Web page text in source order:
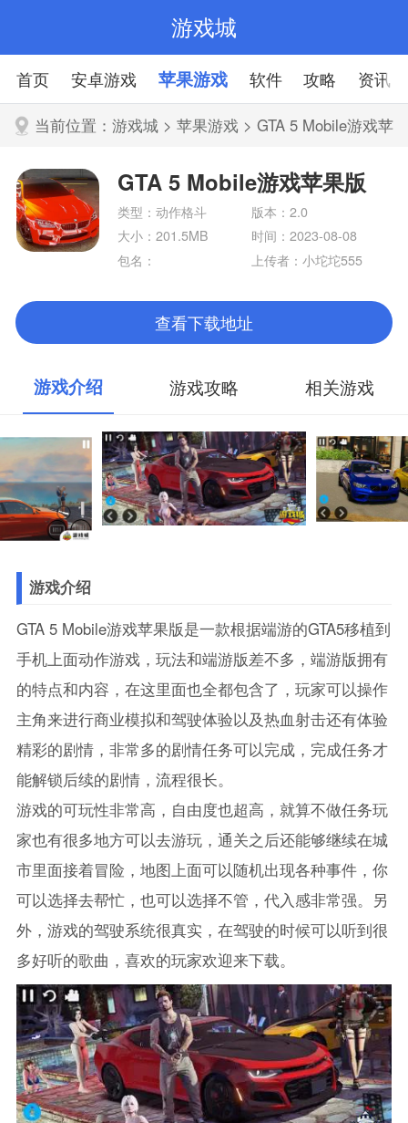
游戏城
首页 安卓游戏 苹果游戏 软件 攻略 资讯
当前位置：游戏城 >苹果游戏 > GTA 5 Mobile游戏苹
果版
GTA 5 Mobile游戏苹果版
类型：动作格斗
版本：2.0
大小：201.5MB
时间：2023-08-08
包名：
上传者：小坨坨555
查看下载地址
游戏介绍 游戏攻略 相关游戏
游戏介绍
GTA 5 Mobile游戏苹果版是一款根据端游的GTA5移植到
手机上面动作游戏，玩法和端游版差不多，端游版拥有
的特点和内容，在这里面也全都包含了，玩家可以操作
主角来进行商业模拟和驾驶体验以及热血射击还有体验
精彩的剧情，非常多的剧情任务可以完成，完成任务才
能解锁后续的剧情，流程很长。
游戏的可玩性非常高，自由度也超高，就算不做任务玩
家也有很多地方可以去游玩，通关之后还能够继续在城
市里面接着冒险，地图上面可以随机出现各种事件，你
可以选择去帮忙，也可以选择不管，代入感非常强。另
外，游戏的驾驶系统很真实，在驾驶的时候可以听到很
多好听的歌曲，喜欢的玩家欢迎来下载。